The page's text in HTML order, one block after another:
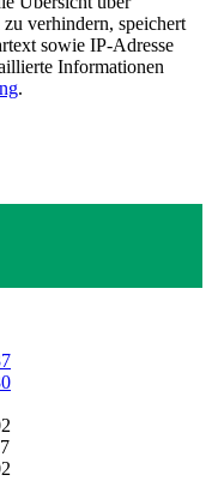
verhindern, speichert
sowie IP-Adresse
Informationen
.